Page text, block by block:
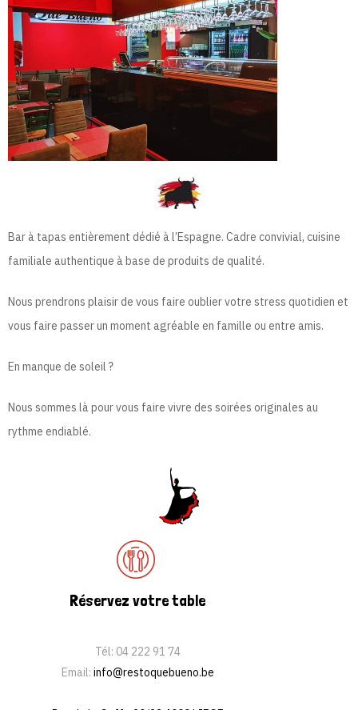
Bar à tapas entièrement dédié à l’Espagne. Cadre convivial, cuisine
familiale authentique à base de produits de qualité.
Nous prendrons plaisir de vous faire oublier votre stress quotidien et
vous faire passer un moment agréable en famille ou entre amis.
En manque de soleil ?
Nous sommes làpour vous faire vivre des soirées originales au
rythme endiablé.
Réservez votre table
Tél: 04 222 91 74
Email: info@restoquebueno.be